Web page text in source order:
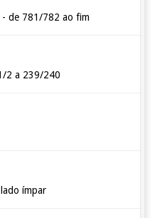
de 781/782 ao fim
2 a 239/240
ímpar